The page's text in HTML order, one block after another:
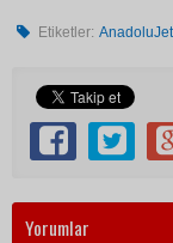
Etiketler: AnadoluJet
Yorumlar